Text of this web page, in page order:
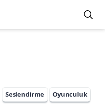
Oyunculuk
Seslendirme